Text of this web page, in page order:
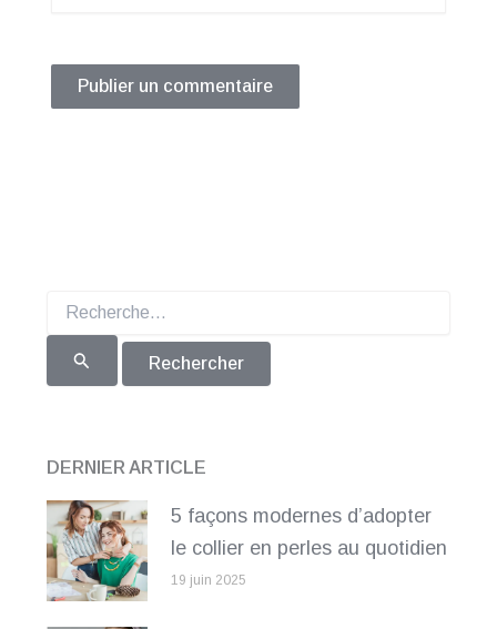
DERNIER ARTICLE
5 façons modernes d’adopter
le collier en perles au quotidien
19 juin 2025